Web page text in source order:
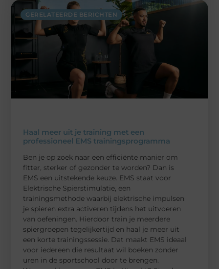
GERELATEERDE BERICHTEN
Haal meer uit je training met een
professioneel EMS trainingsprogramma
Ben je op zoek naar een efficiënte manier om
fitter, sterker of gezonder te worden? Dan is
EMS een uitstekende keuze. EMS staat voor
Elektrische Spierstimulatie, een
trainingsmethode waarbij elektrische impulsen
je spieren extra activeren tijdens het uitvoeren
van oefeningen. Hierdoor train je meerdere
spiergroepen tegelijkertijd en haal je meer uit
een korte trainingssessie. Dat maakt EMS ideaal
voor iedereen die resultaat wil boeken zonder
uren in de sportschool door te brengen.